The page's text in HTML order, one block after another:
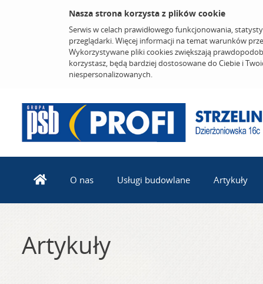
Nasza strona korzysta z plików cookie
Serwis w celach prawidłowego funkcjonowania,
przeglądarki. Więcej informacji na temat warunków
Wykorzystywane pliki cookies zwiększają
korzystasz, będą bardziej dostosowane do Ciebie i
niespersonalizowanych.
O nas Usługi budowlane Artykuły
Artykuły